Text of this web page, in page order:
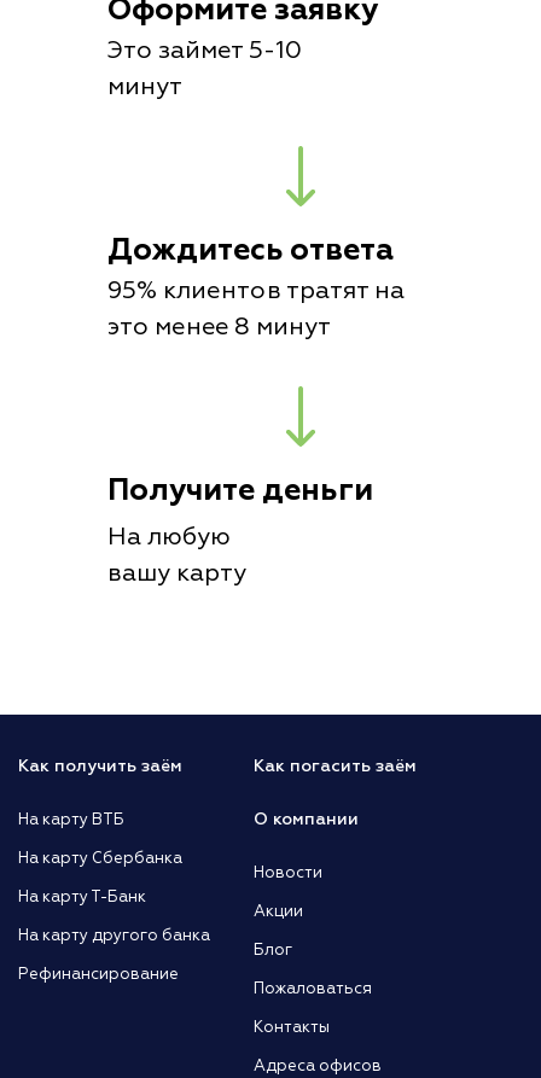
Оформите заявку
Это займет 5-10
минут
Дождитесь ответа
95% клиентов тратят на
это менее 8 минут
Получите деньги
На любую
вашу карту
Как получить заём
На карту ВТБ
На карту Сбербанка
На карту Т-Банк
На карту другого банка
Рефинансирование
Как погасить заём
О компании
Новости
Акции
Блог
Пожаловаться
Контакты
Адреса офисов